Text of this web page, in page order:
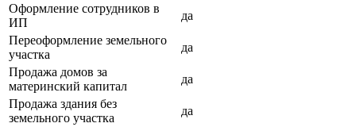
Оформление сотрудников в
ИП
да
Переоформление земельного
участка
да
Продажа домов за
материнский капитал
да
Продажа здания без
земельного участка
да